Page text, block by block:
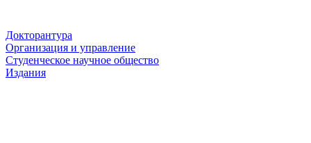
Докторантура
Организация и управление
Студенческое научное общество
Издания